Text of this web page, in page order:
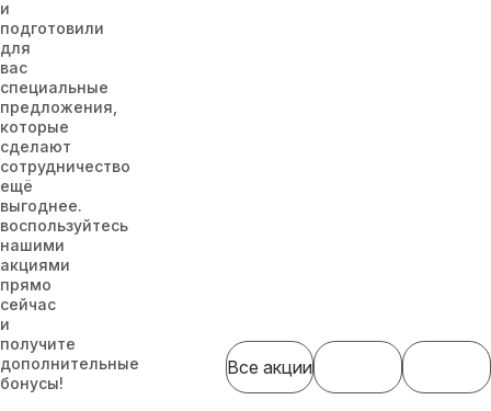
и
подготовили
для
вас
специальные
предложения,
которые
сделают
сотрудничество
ещё
выгоднее.
воспользуйтесь
нашими
акциями
прямо
сейчас
и
получите
дополнительные
бонусы!
Все акции